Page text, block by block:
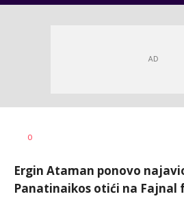
AUTOR
0
Ergin Ataman ponovo
Panatinaikos otići na Fajnal